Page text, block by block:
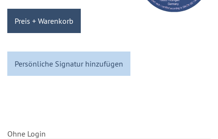
Preis + Warenkorb
Persönliche Signatur hinzufügen
Ohne Login